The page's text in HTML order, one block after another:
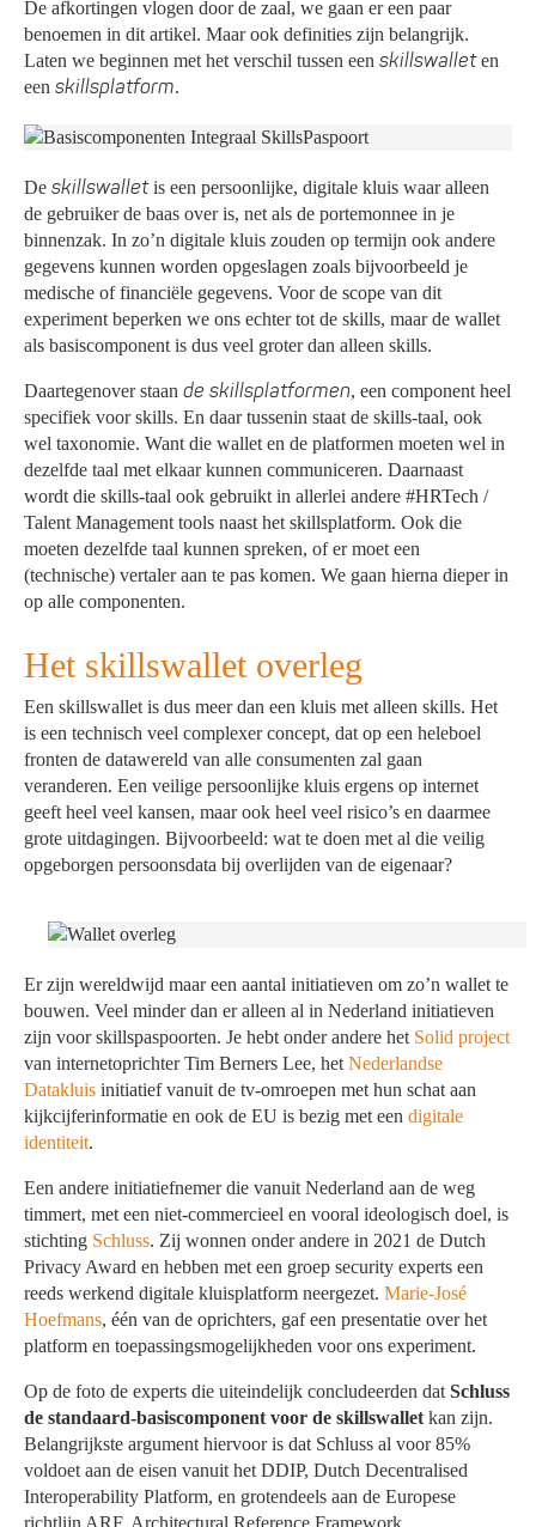
De afkortingen vlogen door de zaal, we gaan er een paar
benoemen in dit artikel. Maar ook definities zijn belangrijk.
Laten we beginnen met het verschil tussen eenskillswalleten
eenskillsplatform.
Deskillswalletis een persoonlijke, digitale kluis waar alleen
de gebruiker de baas over is, net als de portemonnee in je
binnenzak. In zo’n digitale kluis zouden op termijn ook andere
gegevens kunnen worden opgeslagen zoals bijvoorbeeld je
medische of financiële gegevens. Voor de scope van dit
experiment beperken we ons echter tot de skills, maar de wallet
als basiscomponent is dus veel groter dan alleen skills.
Daartegenover staan de skillsplatformen, een component heel
specifiek voor skills. En daar tussenin staat de skills-taal, ook
wel taxonomie. Want die wallet en de platformen moeten wel in
dezelfde taal met elkaar kunnen communiceren. Daarnaast
wordt die skills-taal ook gebruikt in allerlei andere #HRTech /
Talent Management tools naast het skillsplatform. Ook die
moeten dezelfde taal kunnen spreken, of er moet een
(technische) vertaler aan te pas komen. We gaan hierna dieper in
op alle componenten.
Het skillswallet overleg
Een skillswallet is dus meer dan een kluis met alleen skills. Het
is een technisch veel complexer concept, dat op een heleboel
fronten de datawereld van alle consumenten zal gaan
veranderen. Een veilige persoonlijke kluis ergens op internet
geeft heel veel kansen, maar ook heel veel risico’s en daarmee
grote uitdagingen. Bijvoorbeeld: wat te doen met al die veilig
opgeborgen persoonsdata bij overlijden van de eigenaar?
Er zijn wereldwijd maar een aantal initiatieven om zo’n wallet te
bouwen. Veel minder dan er alleen al in Nederland initiatieven
zijn voor skillspaspoorten. Je hebt onder andere het Solid project
van internetoprichter Tim Berners Lee, hetNederlandse
Datakluis initiatief vanuit de tv-omroepen met hun schat aan
kijkcijferinformatie en ook de EU is bezig met eendigitale
identiteit.
Een andere initiatiefnemer die vanuit Nederland aan de weg
timmert, met een niet-commercieel en vooral ideologisch doel, is
stichting Schluss. Zij wonnen onder andere in 2021 de Dutch
Privacy Award en hebben met een groep security experts een
reeds werkend digitale kluisplatform neergezet.Marie-José
Hoefmans, één van de oprichters, gaf een presentatie over het
platform en toepassingsmogelijkheden voor ons experiment.
Op de foto de experts die uiteindelijk concludeerden datSchluss
de standaard-basiscomponent voor de skillswallet kan zijn.
Belangrijkste argument hiervoor is dat Schluss al voor 85%
voldoet aan de eisen vanuit het DDIP, Dutch Decentralised
Interoperability Platform, en grotendeels aan de Europese
richtlijn ARF, Architectural Reference Framework.